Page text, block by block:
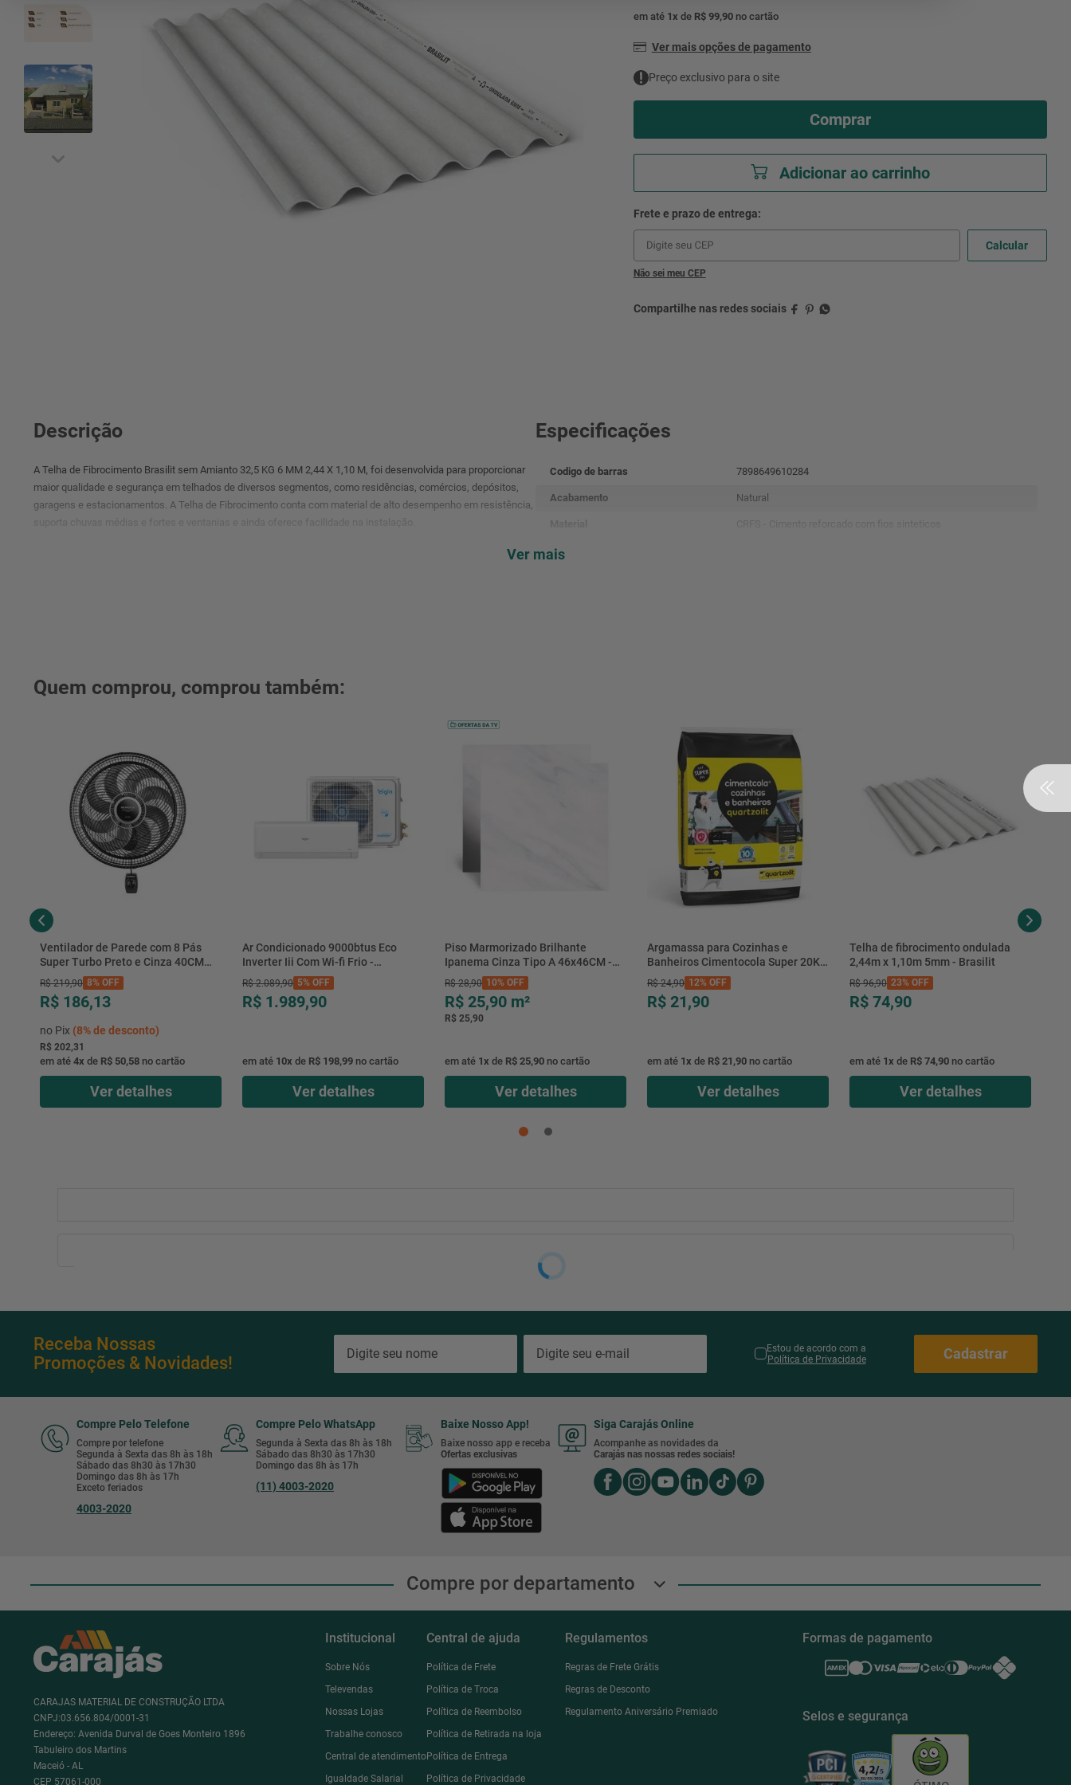
em até 1x de R$ 99,90no cartão
Ver mais opções de pagamento
Preço exclusivo para o site
Comprar
Adicionar ao carrinho
Não sei meu CEP
Descrição
A Telha de Fibrocimento Brasilit sem Amianto 32,5 KG 6 MM 2,44 X 1,10 M, foi desenvolvida para proporcionar
maior qualidade e segurança em telhados de diversos segmentos, como residências, comércios, depósitos,
garagens e estacionamentos. A Telha de Fibrocimento conta com material de alto desempenho em resistência,
suporta chuvas médias e fortes e ventanias e ainda oferece facilidade na instalação.
° Imagens meramente ilustrativas.
Especificações
Codigo de barras 7898649610284
Acabamento Natural
Modelo
Ver mais
Quem comprou, comprou também:
Ventilador de Parede com 8 Pás
Super Turbo Preto e Cinza 40CM
220V 140W - VTX-40P-8P - Mondial
R$ 219,90 8% OFF
R$ 186,13
no Pix (8%de desconto)
R$ 202,31
em até 4x de R$ 50,58 no cartão
Ver detalhes
Ar Condicionado 9000btus Eco
Inverter Iii Com Wi-fi Frio -
Hjfe09c2cg|hjfi09c2wg - Elgin
R$ 2.089,90 5% OFF
R$ 1.989,90
em até 10x de R$ 198,99 no cartão
Ver detalhes
Piso Marmorizado Brilhante
Ipanema Cinza Tipo A 46x46CM -
01.012771 - Cerbras
R$ 28,90 10% OFF
R$ 25,90 m²
R$ 25,90
em até 1x de R$ 25,90 no cartão
Ver detalhes
Argamassa para Cozinhas e
Banheiros Cimentocola Super 20KG
- 0118.00001.0020PL - Quartzolit
R$ 24,90 12% OFF
R$ 21,90
em até 1x de R$ 21,90 no cartão
Ver detalhes
Telha de fibrocimento ondulada
2,44m x 1,10m 5mm - Brasilit
R$ 96,90 23% OFF
R$ 74,90
em até 1x de R$ 74,90 no cartão
Ver detalhes
Receba Nossas
Promoções & Novidades!
Estou de acordo com a
Política de Privacidade
Cadastrar
Compre Pelo Telefone
Compre por telefone
Segunda à Sexta das 8h às 18h
Sábado das 8h30 às 17h30
Domingo das 8h às 17h
Exceto feriados
4003-2020
Compre Pelo WhatsApp
Segunda à Sexta das 8h às 18h
Sábado das 8h30 às 17h30
Domingo das 8h às 17h
(11) 4003-2020
Baixe Nosso App!
Baixe nosso app e receba
Ofertas exclusivas
Siga Carajás Online
Acompanhe as novidades da
Carajás nas nossas redes sociais!
Compre por departamento
CARAJAS MATERIAL DE CONSTRUÇÃO LTDA
CNPJ:03.656.804/0001-31
Endereço: Avenida Durval de Goes Monteiro 1896
Tabuleiro dos Martins
Maceió - AL
CEP 57061-000
Institucional
Sobre Nós
Televendas
Nossas Lojas
Trabalhe conosco
Central de atendimento
Igualdade Salarial
Central de ajuda
Política de Frete
Política de Troca
Política de Reembolso
Política de Retirada na loja
Política de Entrega
Política de Privacidade
Regulamentos
Regras de Frete Grátis
Regras de Desconto
Regulamento Aniversário Premiado
Formas de pagamento
Selos e segurança
condicionado